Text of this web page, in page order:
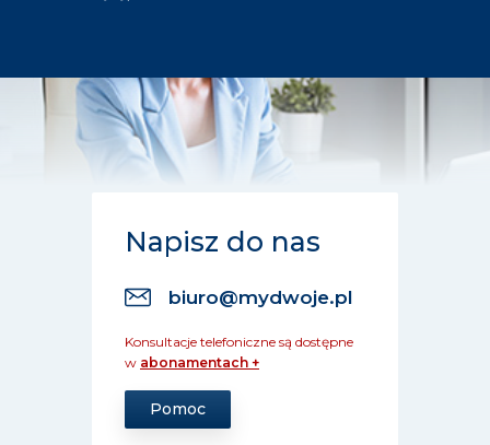
Napisz do nas
biuro@mydwoje.pl
Konsultacje telefoniczne są dostępne
w abonamentach +
Pomoc